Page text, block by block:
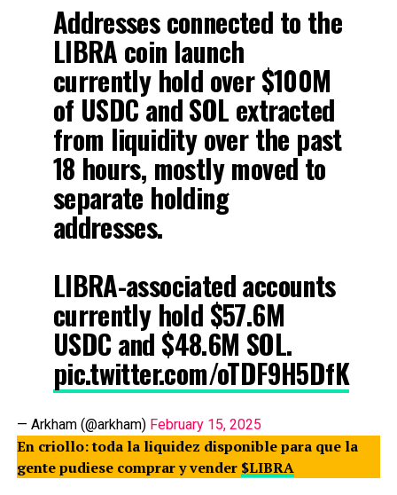
Addresses connected to the
LIBRA coin launch
currently hold over $100M
of USDC and SOL extracted
from liquidity over the past
18 hours, mostly moved to
separate holding
addresses.
LIBRA-associated accounts
currently hold $57.6M
USDC and $48.6M SOL.
pic.twitter.com/oTDF9H5DfK
— Arkham (@arkham) February 15, 2025
En criollo: toda la liquidez disponible para que la
gente pudiese comprar y vender $LIBRA